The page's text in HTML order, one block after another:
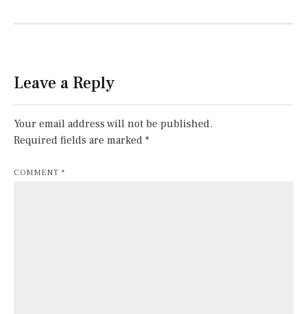
Leave a Reply
Your email address will not be published.
Required fields are marked *
COMMENT *